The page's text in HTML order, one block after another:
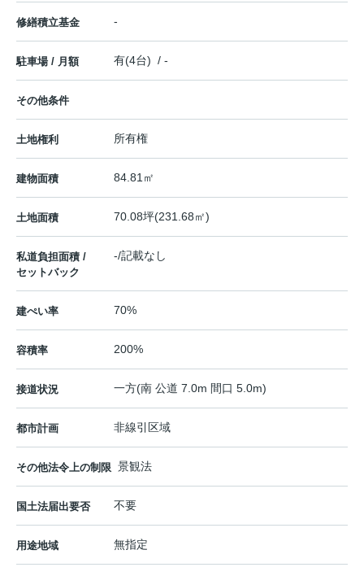
修繕積立基金 -
駐車場 / 月額 有(4台) / -
その他条件
土地権利 所有権
建物面積 84.81㎡
土地面積 70.08坪(231.68㎡)
私道負担面積 /
セットバック
-/記載なし
建ぺい率 70%
容積率 200%
接道状況 一方(南 公道 7.0m 間口 5.0m)
都市計画 非線引区域
その他法令上の制限 景観法
国土法届出要否 不要
用途地域 無指定